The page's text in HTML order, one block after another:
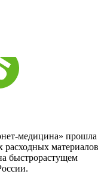
медицина» прошла
расходных материалов
быстрорастущем